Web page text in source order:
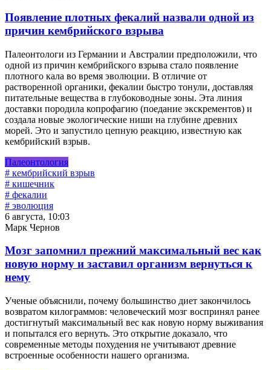
Появление плотных фекалий назвали одной из
причин кембрийского взрыва
Палеонтологи из Германии и Австралии предположили, что
одной из причин кембрийского взрыва стало появление
плотного кала во время эволюции. В отличие от
растворенной органики, фекалии быстро тонули, доставляя
питательные вещества в глубоководные зоны. Эта линия
доставки породила копрофагию (поедание экскрементов) и
создала новые экологические ниши на глубине древних
морей. Это и запустило цепную реакцию, известную как
кембрийский взрыв.
Палеонтология
# кембрийский взрыв
# кишечник
# фекалии
# эволюция
6 августа, 10:03
Марк Чернов
Мозг запомнил прежний максимальный вес как
новую норму и заставил организм вернуться к
нему
Ученые объяснили, почему большинство диет закончилось
возвратом килограммов: человеческий мозг воспринял ранее
достигнутый максимальный вес как новую норму выживания
и попытался его вернуть. Это открытие доказало, что
современные методы похудения не учитывают древние
встроенные особенности нашего организма.